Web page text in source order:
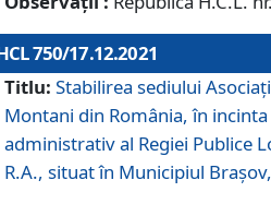
750/17.12.2021
Titlu: Stabilirea sediului
Montani din România, în
administrativ al Regiei Publice
R.A., situat în Municipiul